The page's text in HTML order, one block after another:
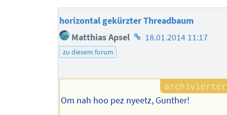
horizontal gekürzter Threadbaum
Matthias Apsel Homepage
18.01.2014 11:17
zu diesem forum
Om nah hoo pez nyeetz, Gunther!